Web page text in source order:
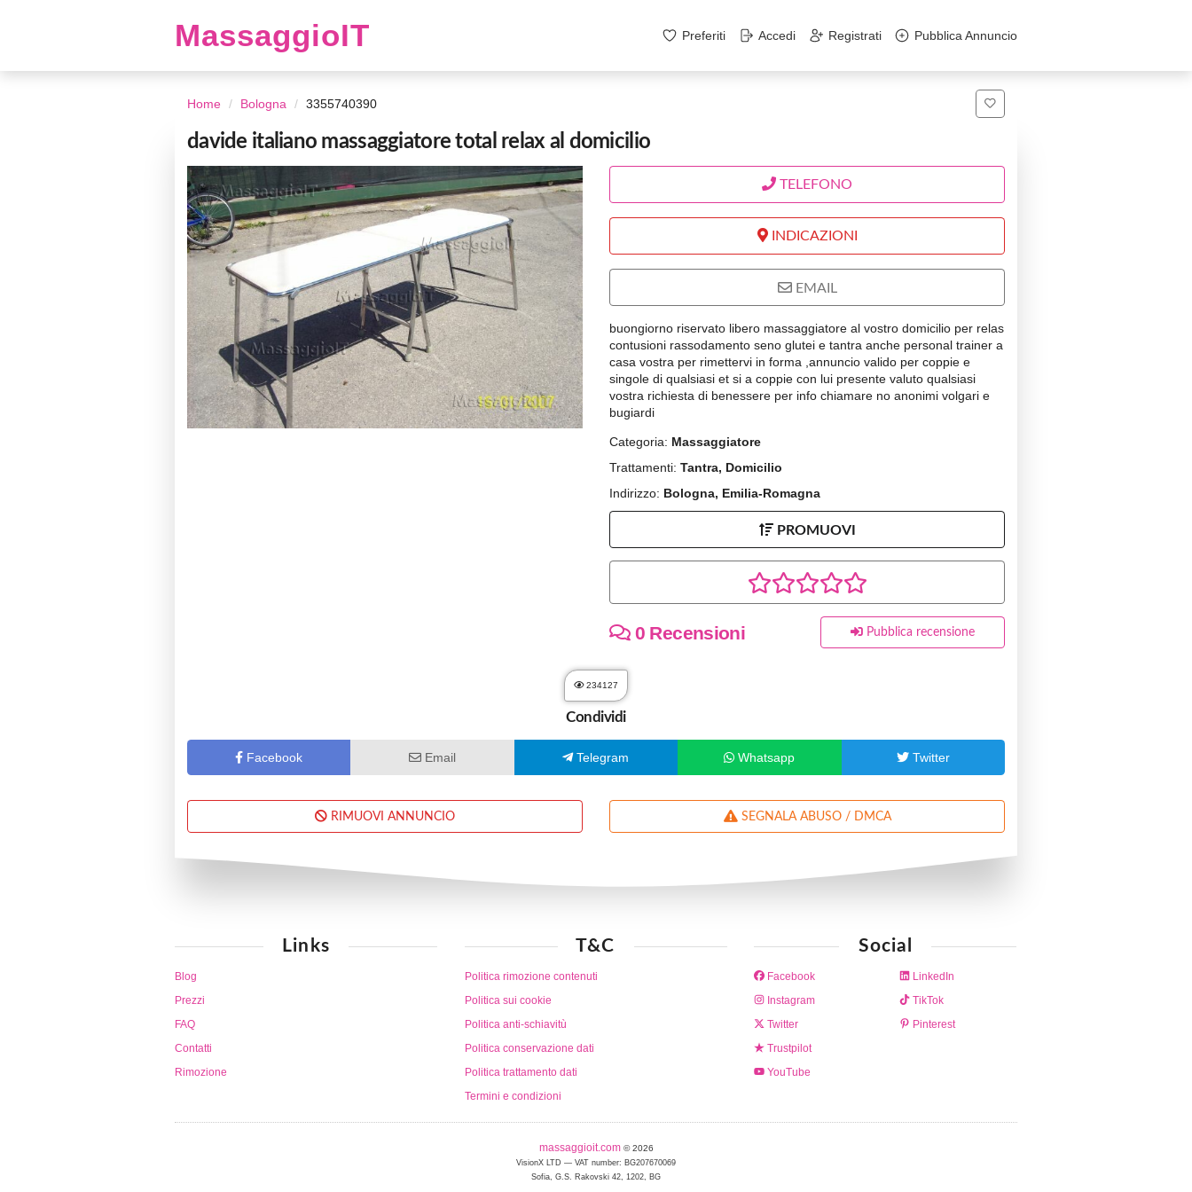
MassaggioIT Preferiti Accedi Registrati Pubblica Annuncio
Home Bologna 3355740390
davide italiano massaggiatore total relax al domicilio
TELEFONO
INDICAZIONI
EMAIL
buongiorno riservato libero massaggiatore al vostro domicilio per relas
contusioni rassodamento seno glutei e tantra anche personal trainer a
casa vostra per rimettervi in forma ,annuncio valido per coppie e
singole di qualsiasi et si a coppie con lui presente valuto qualsiasi
vostra richiesta di benessere per info chiamare no anonimi volgari e
bugiardi
Categoria: Massaggiatore
Trattamenti: Tantra, Domicilio
Indirizzo: Bologna, Emilia-Romagna
PROMUOVI
0 Recensioni Pubblica recensione
234127
Condividi
Facebook Email Telegram Whatsapp Twitter
RIMUOVI ANNUNCIO SEGNALA ABUSO / DMCA
Links
Blog
Prezzi
FAQ
Contatti
Rimozione
T&C
Politica rimozione contenuti
Politica sui cookie
Politica anti-schiavitù
Politica conservazione dati
Politica trattamento dati
Termini e condizioni
Social
Facebook
Instagram
Twitter
Trustpilot
YouTube
LinkedIn
TikTok
Pinterest
massaggioit.com © 2026
VisionX LTD — VAT number: BG207670069
Sofia, G.S. Rakovski 42, 1202, BG